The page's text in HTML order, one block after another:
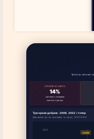
Третина світової
ЗУПИНЕНО QAFCO
14%
світової сечовини
зникло з ринку
Три кризи добрив: 2008, 2022 і тепер
Динаміка цін на сечовину та сірку, 2003–2026